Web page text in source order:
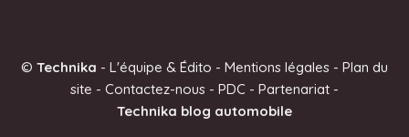
© Technika - L'équipe & Édito - Mentions légales - Plan du
site - Contactez-nous - PDC - Partenariat -
Technika blog automobile